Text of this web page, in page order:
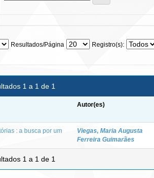
Resultados/Página Registro(s):
1 a 1 de 1
Autor(es)
: a busca por um
Viegas, Maria Augusta
Ferreira Guimarães
1 a 1 de 1